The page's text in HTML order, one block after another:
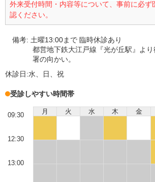
外来受付時間・内容等について、事前に必ず
認ください。
備考: 土曜13:00まで 臨時休診あり
都営地下鉄大江戸線『光が丘駅』よ
署の向かい。
休診日:水、日、祝
受診しやすい時間帯
月 火 水 木 金
09:30
12:30
13:00